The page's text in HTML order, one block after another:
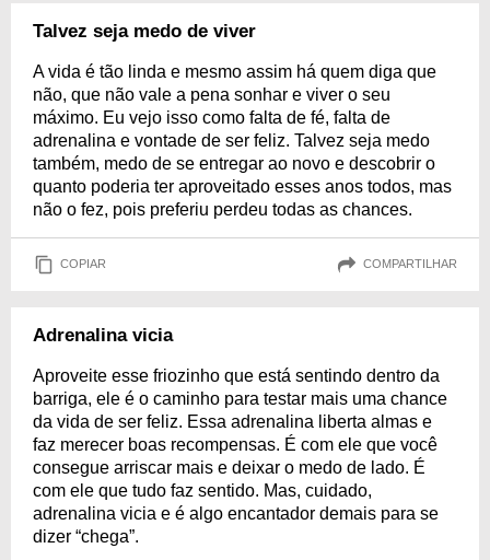
Talvez seja medo de viver
A vida é tão linda e mesmo assim há quem diga que
não, que não vale a pena sonhar e viver o seu
máximo. Eu vejo isso como falta de fé, falta de
adrenalina e vontade de ser feliz. Talvez seja medo
também, medo de se entregar ao novo e descobrir o
quanto poderia ter aproveitado esses anos todos, mas
não o fez, pois preferiu perdeu todas as chances.
COPIAR COMPARTILHAR
Adrenalina vicia
Aproveite esse friozinho que está sentindo dentro da
barriga, ele é o caminho para testar mais uma chance
da vida de ser feliz. Essa adrenalina liberta almas e
faz merecer boas recompensas. É com ele que você
consegue arriscar mais e deixar o medo de lado. É
com ele que tudo faz sentido. Mas, cuidado,
adrenalina vicia e é algo encantador demais para se
dizer “chega”.